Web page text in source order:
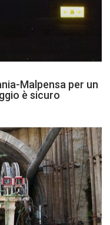
Malpensa per un
è sicuro